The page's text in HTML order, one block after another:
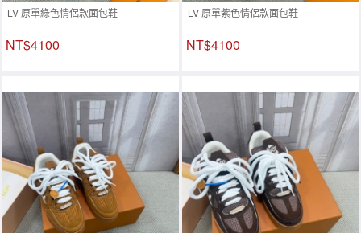
LV 原單綠色情侶款面包鞋
NT$4100
LV 原單紫色情侶款面包鞋
NT$4100